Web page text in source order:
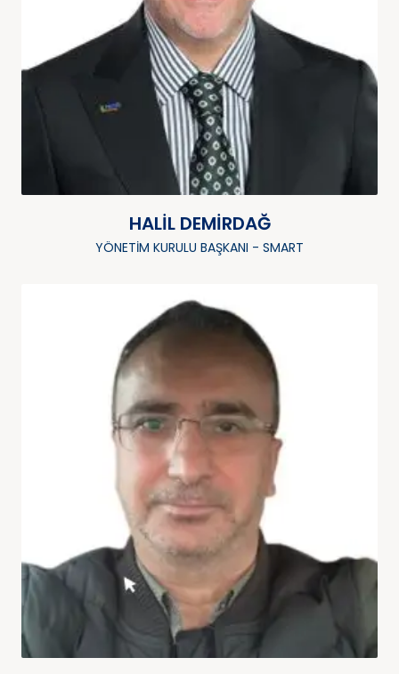
HALIL DEMIRDAĞ
YÖNETIM KURULU BAŞKANI - SMART